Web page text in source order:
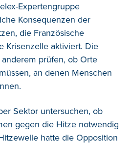
Expertengruppe
Konsequenzen der
die Französische
Krisenzelle aktiviert. Die
prüfen, ob Orte
an denen Menschen
Sektor untersuchen, ob
gegen die Hitze notwendig
hatte die Opposition